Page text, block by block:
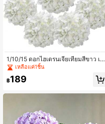
1/10/15 ดอกไฮเดรนเจียเทียมสีขาว เห
มาะสำหรับการตกแต่งบ้าน การตกแต่ง
งานแต่งงาน พวงมาลัย และการเฉลิมฉ
ลองตามฤดูกาล ตกแต่งได้ทุกฤดู | ดูเป็
ม้เทียมสำหรับการตกแต่งบ้าน
เหลือแค่1ชิ้น
฿189